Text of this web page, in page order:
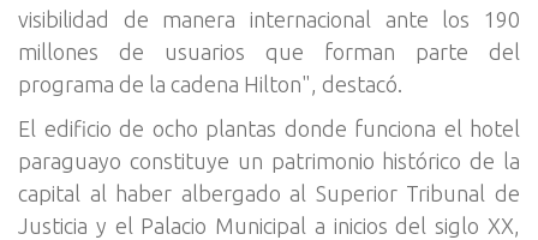
visibilidad de manera internacional ante los 190
millones de usuarios que forman parte del
programa de la cadena Hilton", destacó.
El edificio de ocho plantas donde funciona el hotel
paraguayo constituye un patrimonio histórico de la
capital al haber albergado al Superior Tribunal de
Justicia y el Palacio Municipal a inicios del siglo XX,